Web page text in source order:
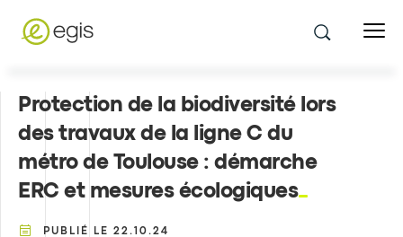
Protection de la biodiversité lors
des travaux de la ligne C du
métro de Toulouse : démarche
ERC et mesures écologiques
PUBLIÉ LE 22.10.24